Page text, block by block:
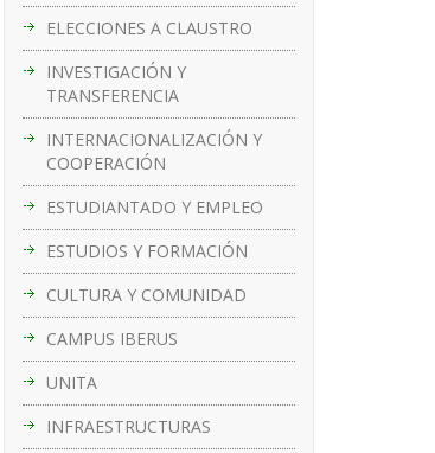
ELECCIONES A CLAUSTRO
INVESTIGACIÓN Y
TRANSFERENCIA
INTERNACIONALIZACIÓN Y
COOPERACIÓN
ESTUDIANTADO Y EMPLEO
ESTUDIOS Y FORMACIÓN
CULTURA Y COMUNIDAD
CAMPUS IBERUS
UNITA
INFRAESTRUCTURAS